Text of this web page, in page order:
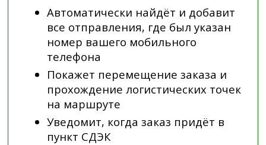
Автоматически найдёт и добавит
все отправления, где был указан
номер вашего мобильного
телефона
Покажет перемещение заказа и
прохождение логистических точек
на маршруте
Уведомит, когда заказ придёт в
пункт СДЭК